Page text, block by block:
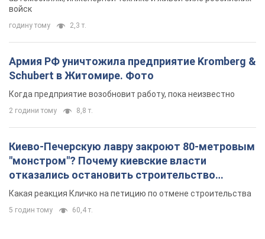
Киево-Печерскую лавру закроют 80-метровым
"монстром"? Почему киевские власти
отказались остановить строительство
небоскреба "московского верующего"
Какая реакция Кличко на петицию по отмене строительства
5 годин тому 60,4 т.